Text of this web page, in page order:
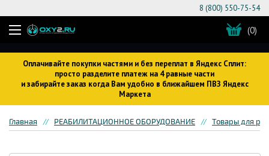
Оплачивайте покупки частями и без переплат в Яндекс Сплит:
просто разделите платеж на 4 равные части
и забирайте заказ когда Вам удобно в ближайшем ПВЗ Яндекс
Маркета
8 (800) 550-75-54
(0)
Главная РЕАБИЛИТАЦИОННОЕ ОБОРУДОВАНИЕ Товары для